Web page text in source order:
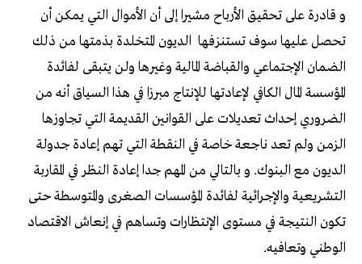
و قادرة على تحقيق الأرباح مشيرا إلى أن الأموال التي يمكن أن
تحصل عليها سوف تستنزفها الديون المتخلدة بذمتها من ذلك
الضمان الإجتماعي والقباضة المالية وغيرها ولن يتبقى لفائدة
المؤسسة المال الكافي لإعادتها للإنتاج مبرزا في هذا السياق أنه من
الضروري إحداث تعديلات على القوانين القديمة التي تجاوزها
الزمن ولم تعد ناجعة خاصة في النقطة التي تهم إعادة جدولة
الديون مع البنوك. و بالتالي من المهم جدا إعادة النظر في المقاربة
التشريعية والإجرائية لفائدة المؤسسات الصغرى والمتوسطة حتى
تكون النتيجة في مستوى الإنتظارات وتساهم في إنعاش الاقتصاد
الوطني وتعافيه.